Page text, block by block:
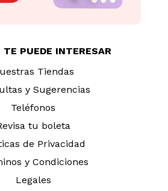
PUEDE INTERESAR
Tiendas
y Sugerencias
Teléfonos
tu boleta
de Privacidad
y Condiciones
Legales